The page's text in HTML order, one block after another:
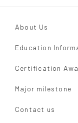
About Us
Education
Certification
Major milestone
Contact us